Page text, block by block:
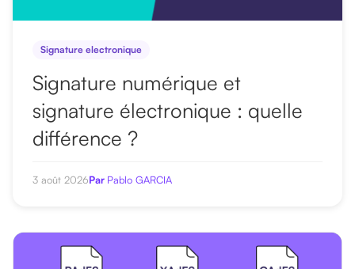
Signature electronique
Signature numérique et
signature électronique : quelle
différence ?
3 août 2026Par Pablo GARCIA